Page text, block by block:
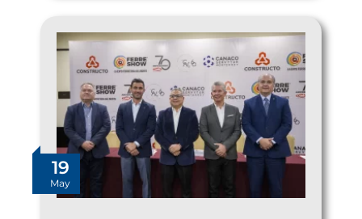
19
May